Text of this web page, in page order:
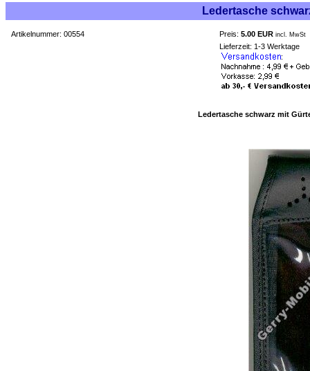
Ledertasche
Artikelnummer: 00554 Preis: 5.00 EUR incl. MwSt
Lieferzeit: 1-3 Werktage
Ledertasche schwarz mit